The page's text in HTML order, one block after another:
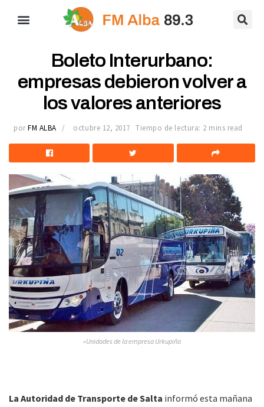
Boleto Interurbano:
empresas debieron volver a
los valores anteriores
por FM ALBA octubre 12, 2017 Tiempo de lectura: 2 mins read
»Unidades de la empresa Urkupiña
La Autoridad de Transporte de Salta informó esta mañana